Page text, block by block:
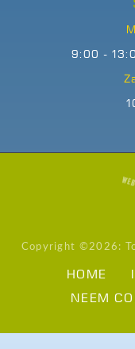
9:00 -
Copyright ©2026:
HOME
NEEM